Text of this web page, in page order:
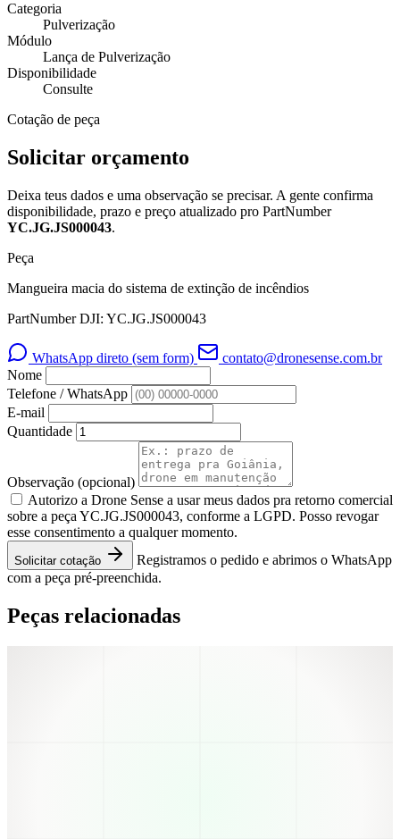
Categoria
Pulverização
Módulo
Lança de Pulverização
Disponibilidade
Consulte
Cotação de peça
Solicitar orçamento
Deixa teus dados e uma observação se precisar. A gente confirma
disponibilidade, prazo e preço atualizado pro PartNumber
YC.JG.JS000043.
Peça
Mangueira macia do sistema de extinção de incêndios
PartNumber DJI: YC.JG.JS000043
WhatsApp direto (sem form)
contato@dronesense.com.br
Nome
Telefone / WhatsApp
E-mail
Quantidade
Observação (opcional)
Autorizo a Drone Sense a usar meus dados pra retorno comercial
sobre a peça YC.JG.JS000043, conforme a LGPD. Posso revogar
esse consentimento a qualquer momento.
Solicitar cotação
Registramos o pedido e abrimos o WhatsApp
com a peça pré-preenchida.
Peças relacionadas